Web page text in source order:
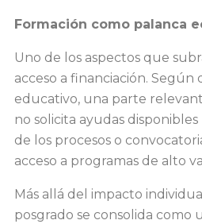
Formación como palanca
Uno de los aspectos que
acceso a financiación. Según
educativo, una parte
no solicita ayudas
de los procesos o
acceso a programas de alto
Más allá del impacto
posgrado se consolida como